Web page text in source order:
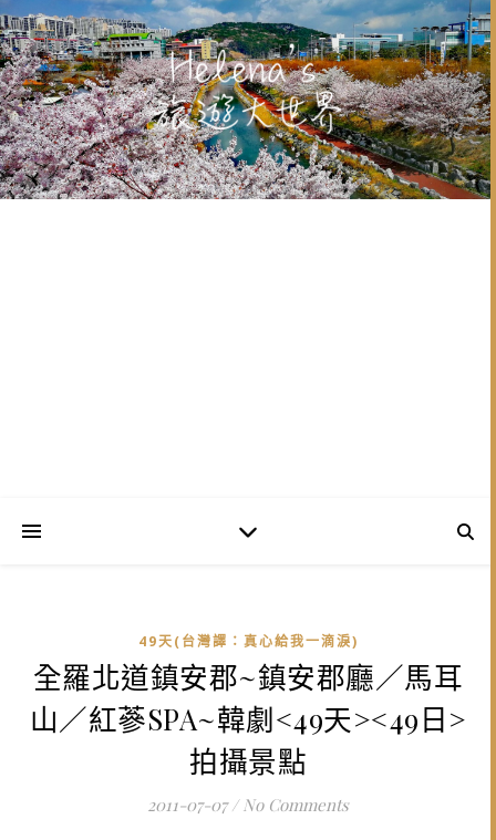
49天(台灣譯：真心給我一滴淚)
全羅北道鎮安郡~鎮安郡廳／馬耳
山／紅蔘SPA~韓劇<49天><49日>
拍攝景點
2011-07-07 / No Comments